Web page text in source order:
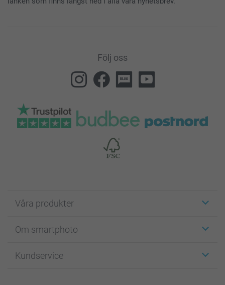
Följ oss
Våra produkter
Fotokort
Fotoböcker
Om smartphoto
För affiliates
Kundservice